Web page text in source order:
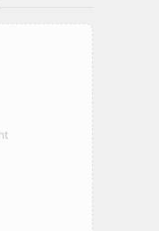
写内容，希望通过她的
们的心灵~